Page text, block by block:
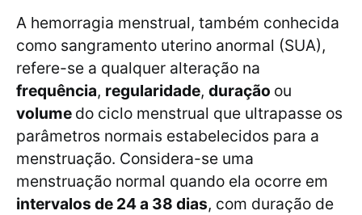
A hemorragia menstrual, também conhecida
como sangramento uterino anormal (SUA),
refere-se a qualquer alteração na
frequência, regularidade, duração ou
volume do ciclo menstrual que ultrapasse os
parâmetros normais estabelecidos para a
menstruação. Considera-se uma
menstruação normal quando ela ocorre em
intervalos de 24 a 38 dias, com duração de